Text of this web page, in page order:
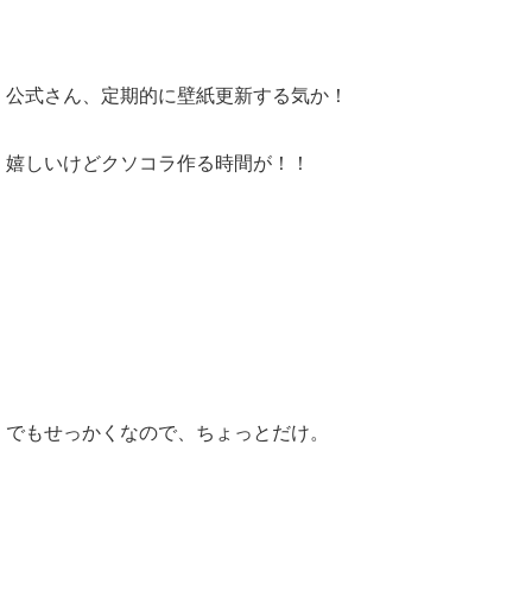
公式さん、定期的に壁紙更新する気か！
嬉しいけどクソコラ作る時間が！！
でもせっかくなので、ちょっとだけ。